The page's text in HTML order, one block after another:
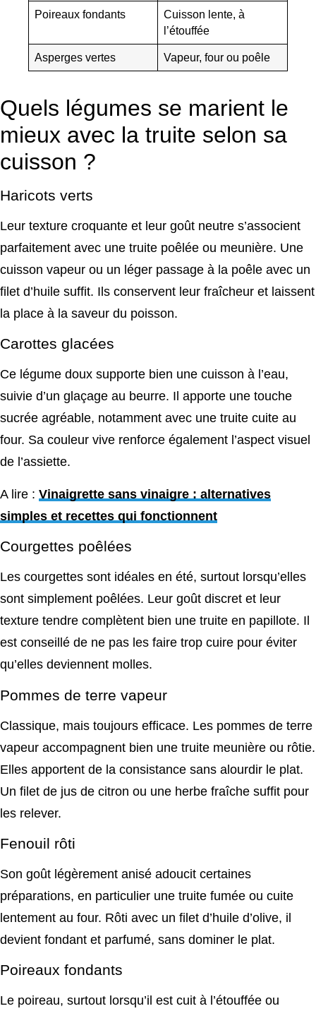
Poireaux fondants
Cuisson lente, à
l’étouffée
Asperges vertes Vapeur, four ou poêle
Quels légumes se marient le
mieux avec la truite selon sa
cuisson ?
Haricots verts
Leur texture croquante et leur goût neutre s’associent
parfaitement avec une truite poêlée ou meunière. Une
cuisson vapeur ou un léger passage à la poêle avec un
filet d’huile suffit. Ils conservent leur fraîcheur et laissent
la place à la saveur du poisson.
Carottes glacées
Ce légume doux supporte bien une cuisson à l’eau,
suivie d’un glaçage au beurre. Il apporte une touche
sucrée agréable, notamment avec une truite cuite au
four. Sa couleur vive renforce également l’aspect visuel
de l’assiette.
A lire : Vinaigrette sans vinaigre : alternatives
simples et recettes qui fonctionnent
Courgettes poêlées
Les courgettes sont idéales en été, surtout lorsqu’elles
sont simplement poêlées. Leur goût discret et leur
texture tendre complètent bien une truite en papillote. Il
est conseillé de ne pas les faire trop cuire pour éviter
qu’elles deviennent molles.
Pommes de terre vapeur
Classique, mais toujours efficace. Les pommes de terre
vapeur accompagnent bien une truite meunière ou rôtie.
Elles apportent de la consistance sans alourdir le plat.
Un filet de jus de citron ou une herbe fraîche suffit pour
les relever.
Fenouil rôti
Son goût légèrement anisé adoucit certaines
préparations, en particulier une truite fumée ou cuite
lentement au four. Rôti avec un filet d’huile d’olive, il
devient fondant et parfumé, sans dominer le plat.
Poireaux fondants
Le poireau, surtout lorsqu’il est cuit à l’étouffée ou